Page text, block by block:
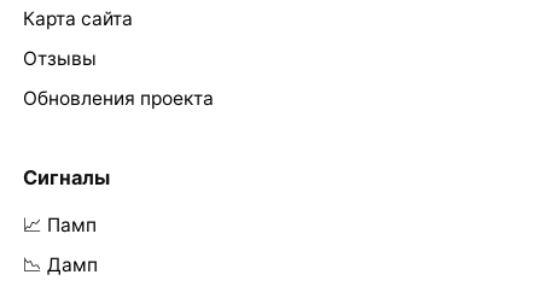
Карта сайта
Отзывы
Обновления проекта
Сигналы
📈 Памп
📉 Дамп